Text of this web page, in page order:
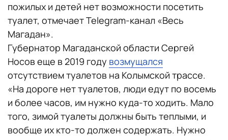
пожилых и детей нет возможности посетить
туалет, отмечает Telegram-канал «Весь
Магадан».
Губернатор Магаданской области Сергей
Носов еще в 2019 году возмущался
отсутствием туалетов на Колымской трассе.
«На дороге нет туалетов, люди едут по восемь
и более часов, им нужно куда-то ходить. Мало
того, зимой туалеты должны быть теплыми, и
вообще их кто-то должен содержать. Нужно